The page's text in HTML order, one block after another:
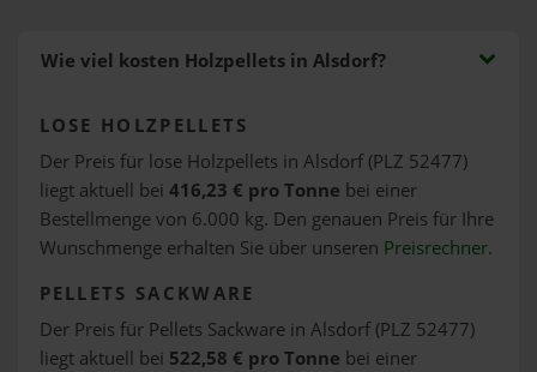
Wie viel kosten Holzpellets in Alsdorf?
LOSE HOLZPELLETS
Der Preis für lose Holzpellets in Alsdorf (PLZ 52477)
liegt aktuell bei 416,23 € pro Tonne bei einer
Bestellmenge von 6.000 kg. Den genauen Preis für Ihre
Wunschmenge erhalten Sie über unseren Preisrechner.
PELLETS SACKWARE
Der Preis für Pellets Sackware in Alsdorf (PLZ 52477)
liegt aktuell bei 522,58 € pro Tonne bei einer